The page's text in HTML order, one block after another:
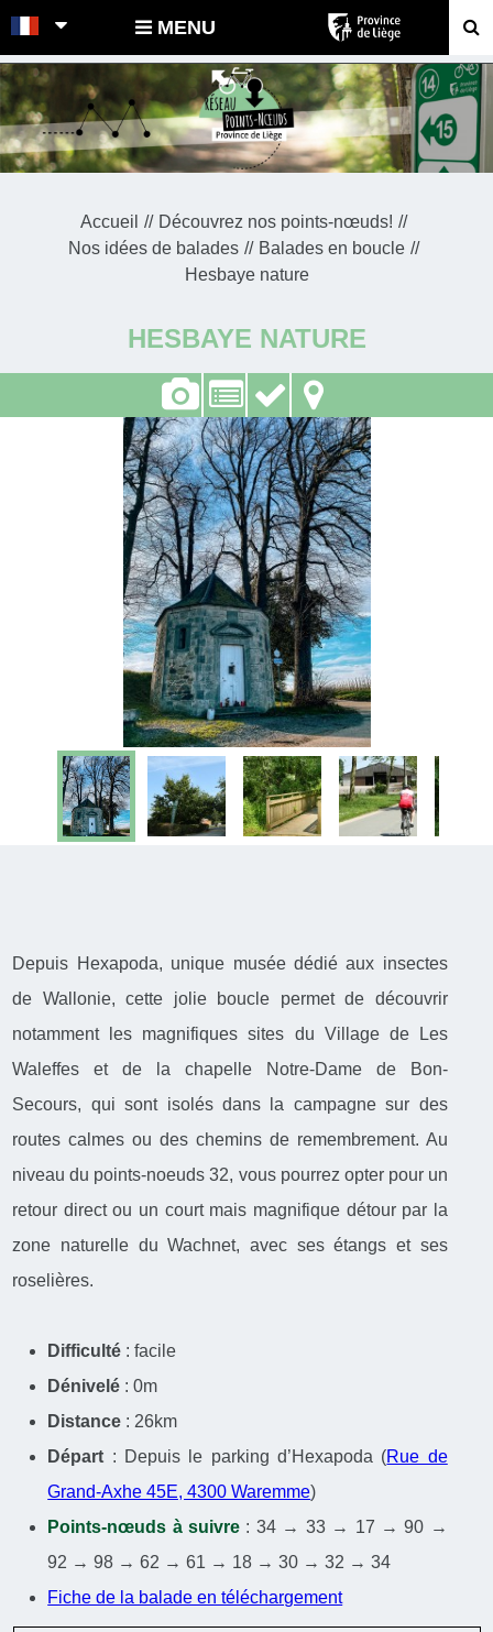
POINTS-NOEUDS MENU
Accueil
Découvrez nos points-nœuds!
Nos idées de balades
Balades en boucle
Hesbaye nature
HESBAYE NATURE
Depuis Hexapoda, unique musée dédié aux insectes
de Wallonie, cette jolie boucle permet de découvrir
notamment les magnifiques sites du Village de Les
Waleffes et de la chapelle Notre-Dame de Bon-
Secours, qui sont isolés dans la campagne sur des
routes calmes ou des chemins de remembrement. Au
niveau du points-noeuds 32, vous pourrez opter pour un
retour direct ou un court mais magnifique détour par la
zone naturelle du Wachnet, avec ses étangs et ses
roselières.
Difficulté : facile
Dénivelé : 0m
Distance : 26km
Départ : Depuis le parking d’Hexapoda (Rue de
Grand-Axhe 45E, 4300 Waremme)
Points-nœuds à suivre : 34 → 33 → 17 → 90 →
92 → 98 → 62 → 61 → 18 → 30 → 32 → 34
Fiche de la balade en téléchargement